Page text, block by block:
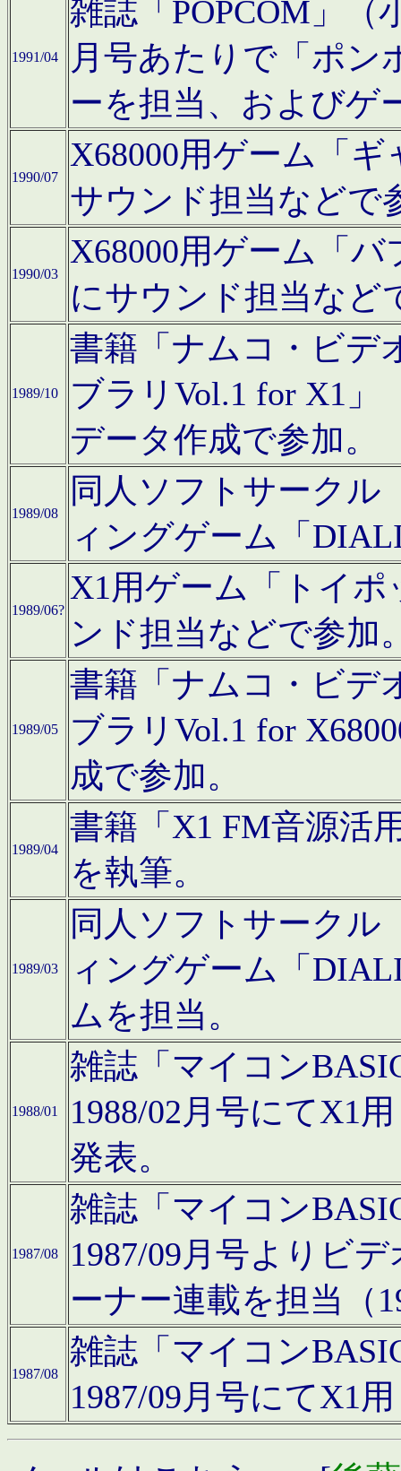
1991/04
雑誌「POPCOM」（
月号あたりで「ポン
ーを担当、およびゲ
1990/07
X68000用ゲーム「
サウンド担当などで
1990/03
X68000用ゲーム「
にサウンド担当など
1989/10
書籍「ナムコ・ビデ
ブラリVol.1 for X1」
データ作成で参加。
1989/08
同人ソフトサークル
ィングゲーム「
1989/06?
X1用ゲーム「トイ
ンド担当などで参加
1989/05
書籍「ナムコ・ビデ
ブラリVol.1 for
成で参加。
1989/04
書籍「X1 FM音源活
を執筆。
1989/03
同人ソフトサークル
ィングゲーム「
ムを担当。
1988/01
雑誌「マイコン
1988/02月号にてX1
発表。
1987/08
雑誌「マイコン
1987/09月号よりビ
ーナー連載を担当（
1987/08
雑誌「マイコン
1987/09月号にてX1